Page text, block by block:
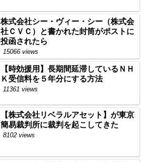
株式会社シー・ヴィー・シー（株式会
社ＣＶＣ）と書かれた封筒がポストに
投函されたら
15066 views
【時効援用】長期間延滞しているＮＨ
Ｋ受信料を５年分にする方法
11361 views
【株式会社リベラルアセット】が東京
簡易裁判所に裁判を起こしてきた
8102 views